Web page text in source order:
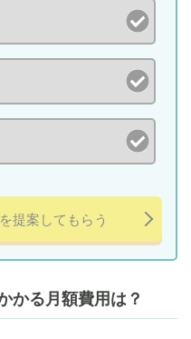
提案してもらう
かる月額費用は？